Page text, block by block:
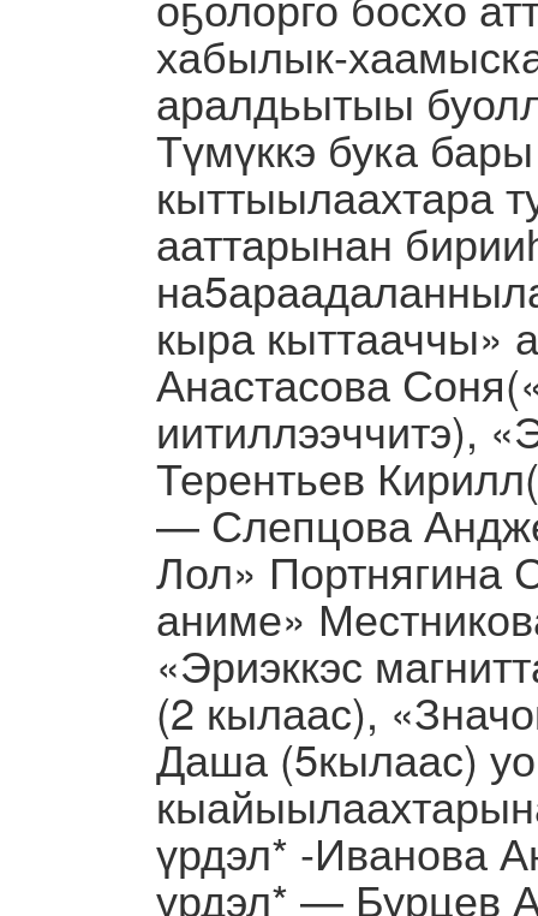
хабылык-
аралдьытыы
Түмүккэ бука
кыттыылаахтара
ааттарынан
кыра
Анастасова
иитиллээччитэ),
Терентьев
— Слепцова
Лол»
аниме»
«Эриэккэс
(2 кылаас),
Даша (5кылаас)
үрдэл* -Иванова
үрдэл* — Бурцев